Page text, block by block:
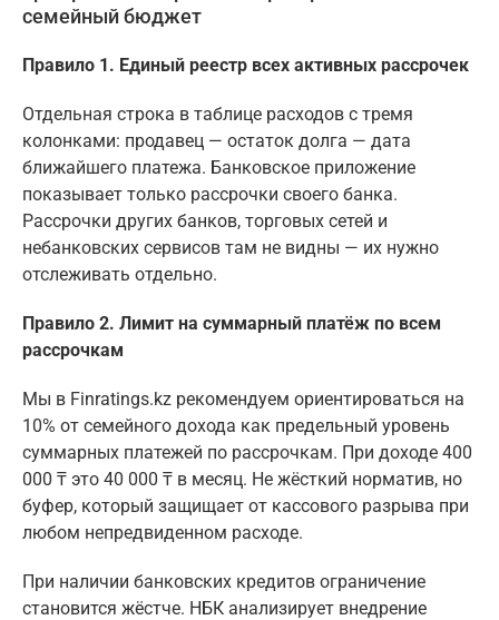
семейный бюджет
Правило 1. Единый реестр всех активных рассрочек
Отдельная строка в таблице расходов с тремя
колонками: продавец — остаток долга — дата
ближайшего платежа. Банковское приложение
показывает только рассрочки своего банка.
Рассрочки других банков, торговых сетей и
небанковских сервисов там не видны — их нужно
отслеживать отдельно.
Правило 2. Лимит на суммарный платёж по всем
рассрочкам
Мы в Finratings.kz рекомендуем ориентироваться на
10% от семейного дохода как предельный уровень
суммарных платежей по рассрочкам. При доходе 400
000 ₸ это 40 000 ₸ в месяц. Не жёсткий норматив, но
буфер, который защищает от кассового разрыва при
любом непредвиденном расходе.
При наличии банковских кредитов ограничение
становится жёстче. НБК анализирует внедрение